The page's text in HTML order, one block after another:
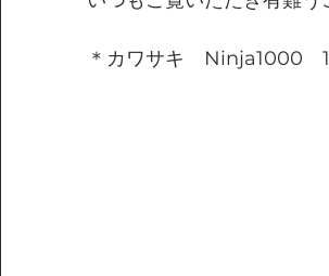
＊カワサキ　Ninja1000